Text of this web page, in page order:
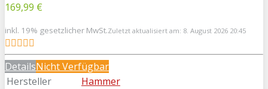
169,99 €
inkl. 19% gesetzlicher MwSt.Zuletzt aktualisiert am: 8. August 2026 20:45
DetailsNicht Verfügbar
Hersteller
Hammer